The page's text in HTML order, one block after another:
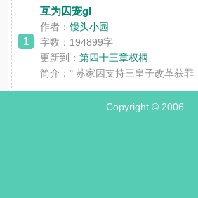
1
互为囚宠gl
作者：馒头小园
字数：194899字
更新到：第四十三章权柄
简介：" 苏家因支持三皇子改革获
Copyright © 2006